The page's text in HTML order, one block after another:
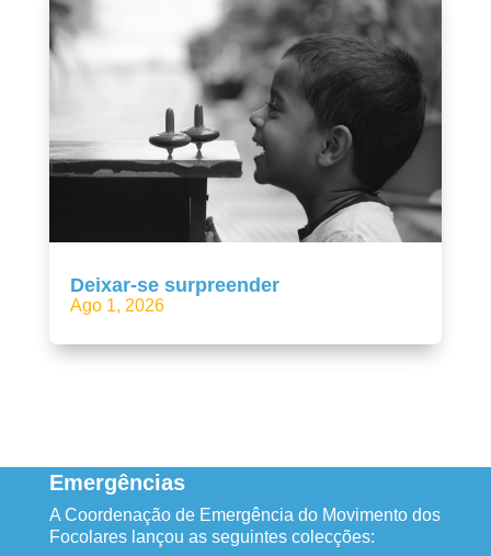
Deixar-se surpreender
Ago 1, 2026
Emergências
A Coordenação de Emergência do Movimento dos
Focolares lançou as seguintes colecções: